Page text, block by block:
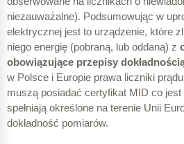
niezauważalne). Podsumowując w
elektrycznej jest to urządzenie, które
niego energię (pobraną, lub oddaną) z
obowiązujące przepisy
w Polsce i Europie prawa liczniki
muszą posiadać certyfikat MID co
spełniają określone na terenie Unii
dokładność pomiarów.